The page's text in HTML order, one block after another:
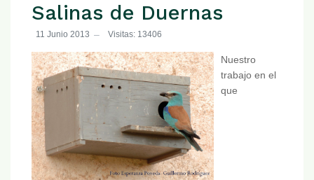
Salinas de Duernas
11 Junio 2013 Visitas: 13406
Nuestro
trabajo en el
que